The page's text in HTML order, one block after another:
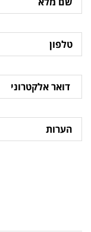
מלא
טלפון
אלקטרוני
הערות